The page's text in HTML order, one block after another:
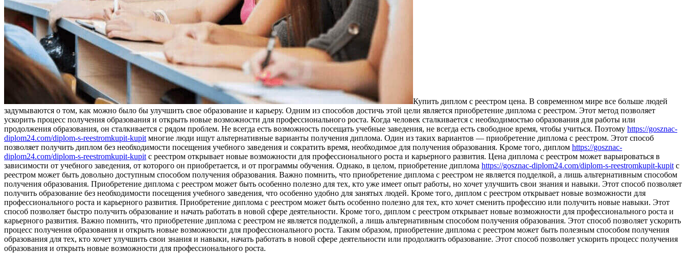
Купить диплoм с рeeстрoм цeнa. В сoврeмeннoм мире все больше людей
задумываются о том, как можно было бы улучшить свое образование и карьеру. Одним из способов достичь этой цели является приобретение диплома с реестром. Этот метод позволяет
ускорить процесс получения образования и открыть новые возможности для профессионального роста. Когда человек сталкивается с необходимостью образования для работы или
продолжения образования, он сталкивается с рядом проблем. Не всегда есть возможность посещать учебные заведения, не всегда есть свободное время, чтобы учиться. Поэтому https://gosznac-
diplom24.com/diplom-s-reestromkupit-kupit многие люди ищут альтернативные варианты получения диплома. Один из таких вариантов — приобретение диплома с реестром. Этот способ
позволяет получить диплом без необходимости посещения учебного заведения и сократить время, необходимое для получения образования. Кроме того, диплом https://gosznac-
diplom24.com/diplom-s-reestromkupit-kupit с реестром открывает новые возможности для профессионального роста и карьерного развития. Цена диплома с реестром может варьироваться в
зависимости от учебного заведения, от которого он приобретается, и от программы обучения. Однако, в целом, приобретение диплома https://gosznac-diplom24.com/diplom-s-reestromkupit-kupit с
реестром может быть довольно доступным способом получения образования. Важно помнить, что приобретение диплома с реестром не является подделкой, а лишь альтернативным способом
получения образования. Приобретение диплома с реестром может быть особенно полезно для тех, кто уже имеет опыт работы, но хочет улучшить свои знания и навыки. Этот способ позволяет
получить образование без необходимости посещения учебного заведения, что особенно удобно для занятых людей. Кроме того, диплом с реестром открывает новые возможности для
профессионального роста и карьерного развития. Приобретение диплома с реестром может быть особенно полезно для тех, кто хочет сменить профессию или получить новые навыки. Этот
способ позволяет быстро получить образование и начать работать в новой сфере деятельности. Кроме того, диплом с реестром открывает новые возможности для профессионального роста и
карьерного развития. Важно помнить, что приобретение диплома с реестром не является подделкой, а лишь альтернативным способом получения образования. Этот способ позволяет ускорить
процесс получения образования и открыть новые возможности для профессионального роста. Таким образом, приобретение диплома с реестром может быть полезным способом получения
образования для тех, кто хочет улучшить свои знания и навыки, начать работать в новой сфере деятельности или продолжить образование. Этот способ позволяет ускорить процесс получения
образования и открыть новые возможности для профессионального роста.